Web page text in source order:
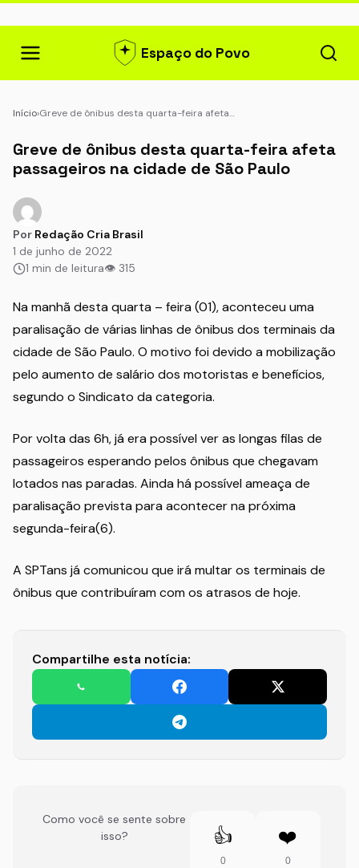
Espaço do Povo
Início›Greve de ônibus desta quarta-feira afeta…
Greve de ônibus desta quarta-feira afeta
passageiros na cidade de São Paulo
Por Redação Cria Brasil
1 de junho de 2022
1 min de leitura👁 315
Na manhã desta quarta – feira (01), aconteceu uma
paralisação de várias linhas de ônibus dos terminais da
cidade de São Paulo. O motivo foi devido a mobilização
pelo aumento de salário dos motoristas e benefícios,
segundo o Sindicato da categoria.
Por volta das 6h, já era possível ver as longas filas de
passageiros esperando pelos ônibus que chegavam
lotados nas paradas. Ainda há possível ameaça de
paralisação prevista para acontecer na próxima
segunda-feira(6).
A SPTans já comunicou que irá multar os terminais de
ônibus que contribuíram com os atrasos de hoje.
Compartilhe esta notícia:
Como você se sente sobre
isso?
👍
0
❤️
0